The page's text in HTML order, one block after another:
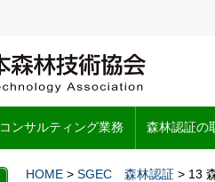
コンサルティング業務 森林認証の
HOME > SGEC 森林認証 > 13